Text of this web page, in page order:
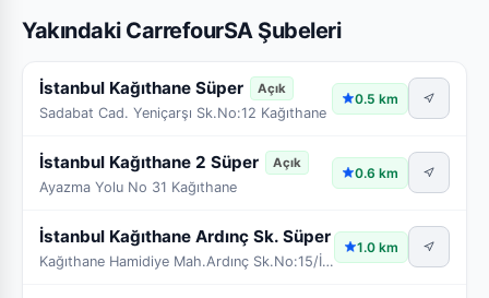
Yakındaki CarrefourSA Şubeleri
İstanbul Kağıthane Süper Açık
Sadabat Cad. Yeniçarşı Sk.No:12 Kağıthane
0.5 km
İstanbul Kağıthane 2 Süper Açık
Ayazma Yolu No 31 Kağıthane
0.6 km
İstanbul Kağıthane Ardınç Sk. Süper Açık
Kağıthane Hamidiye Mah.Ardınç Sk.No:15/İst
1.0 km